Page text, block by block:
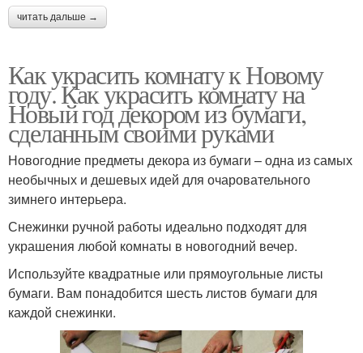
читать дальше →
Как украсить комнату к Новому
году. Как украсить комнату на
Новый год декором из бумаги,
сделанным своими руками
Новогодние предметы декора из бумаги – одна из самых
необычных и дешевых идей для очаровательного
зимнего интерьера.
Снежинки ручной работы идеально подходят для
украшения любой комнаты в новогодний вечер.
Используйте квадратные или прямоугольные листы
бумаги. Вам понадобится шесть листов бумаги для
каждой снежинки.